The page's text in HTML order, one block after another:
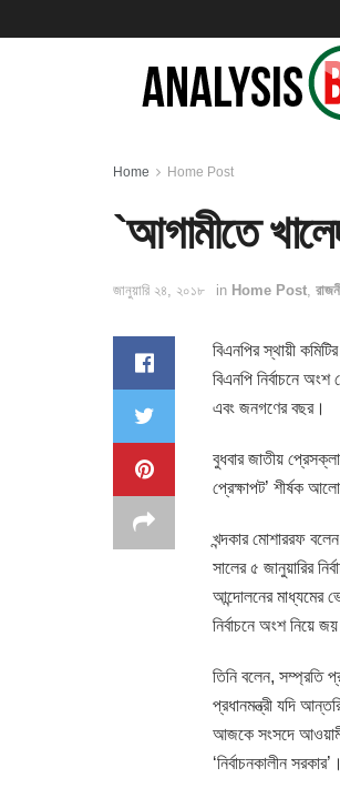
Home Home Post
`আগামীতে
জানুয়ারি ২৪, ২০১৮ in Home Post
বিএনপির স্থায়ী
বিএনপি নির্বাচনে
এবং জনগণের বছর।
বুধবার জাতীয়
প্রেক্ষাপট’ শীর্ষক
খন্দকার মোশাররফ
সালের ৫ জানুয়ারির
আন্দোলনের মাধ্যমের
নির্বাচনে অংশ নিয়ে
তিনি বলেন, সম্প্রতি
প্রধানমন্ত্রী যদি
আজকে সংসদে আওয়ামী
‘নির্বাচনকালীন